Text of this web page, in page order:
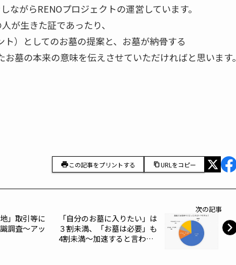
ながらRENOプロジェクトの運営しています。
が生きた証であったり、
）としてのお墓の提案と、お墓が納骨する
墓の本来の意味を伝えさせていただければと思います。
この記事をプリントする URLをコピー
」取引等に
調査～アッ
次の記事
「自分のお墓に入りたい」は
３割未満、「お墓は必要」も
4割未満～加速すると言われ